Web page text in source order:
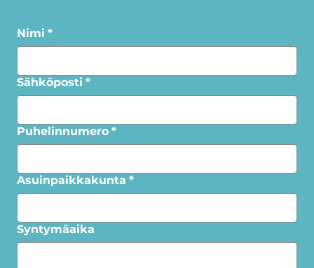
Nimi *
Sähköposti *
Puhelinnumero *
Asuinpaikkakunta *
Syntymäaika